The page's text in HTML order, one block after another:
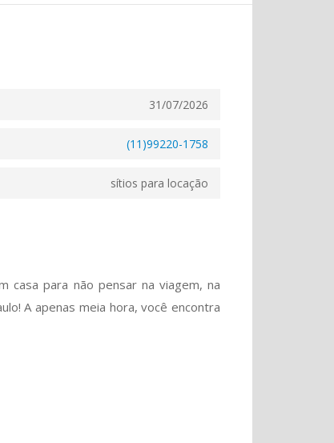
31/07/2026
(11)99220-1758
sítios para locação
casa para não pensar na viagem, na
A apenas meia hora, você encontra